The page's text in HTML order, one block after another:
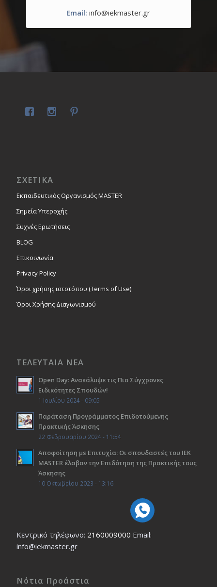
Email: info@iekmaster.gr
ΣΧΕΤΙΚΑ
Εκπαιδευτικός Οργανισμός MASTER
Σημεία Υπεροχής
Συχνές Ερωτήσεις
BLOG
Επικοινωνία
Privacy Policy
Όροι χρήσης ιστοτόπου (Terms of Use)
Όροι Χρήσης Διαγωνισμού
ΤΕΛΕΥΤΑΙΑ ΝΕΑ
Open Day: Ανακάλυψε τις Πιο Σύγχρονες
Ειδικότητες Σπουδών!
1 Ιουλίου 2024 - 09:05
Παράταση Προγράμματος Επιδοτούμενης
Πρακτικής Άσκησης
22 Φεβρουαρίου 2024 - 11:54
Αποφοίτηση με Επιτυχία: Οι σπουδαστές του ΙΕΚ
ΜΑSTER έλαβαν την Επιδότηση της Πρακτικής τους
Άσκησης
10 Οκτωβρίου 2023 - 13:16
Κεντρικό τηλέφωνο: 2160009000 Εmail:
info@iekmaster.gr
Νότια Προάστια